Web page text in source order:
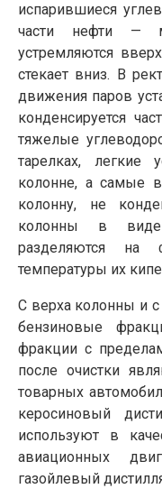
испарившиеся
части нефти —
устремляются
стекает вниз. В
движения паров
конденсируется
тяжелые
тарелках, легкие
колонне, а самые
колонну, не
колонны в виде
разделяются на
температуры их
С верха колонны и с
бензиновые
фракции с
после очистки
товарных
керосиновый
используют в
авиационных
газойлевый